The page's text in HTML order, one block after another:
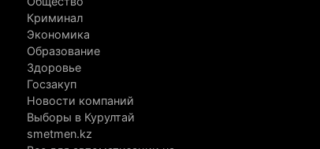
Криминал
Экономика
Образование
Здоровье
Госзакуп
Новости компаний
Выборы в Курултай
smetmen.kz